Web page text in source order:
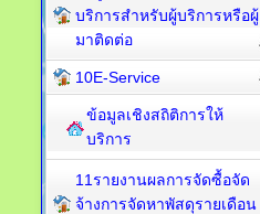
บริการสำหรับผู้บริการหรือผู้
มาติดต่อ
10E-Service
ข้อมูลเชิงสถิติการให้
บริการ
11รายงานผลการจัดซื้อจัด
จ้างการจัดหาพัสดุรายเดือน